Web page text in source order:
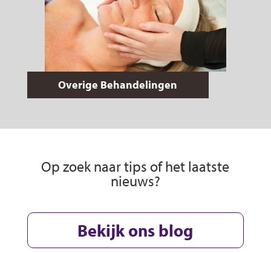
Overige Behandelingen
Op zoek naar tips of het laatste
nieuws?
Bekijk ons blog